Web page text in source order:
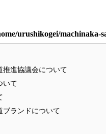
urushikogei/machinaka-
推進協議会について
いて
ブランドについて